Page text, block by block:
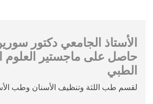
الأستاذ الجامعي دكتور
حاصل على ماجستير العلوم
الطبي
لقسم طب اللثة وتنظيف الأسنان وطب